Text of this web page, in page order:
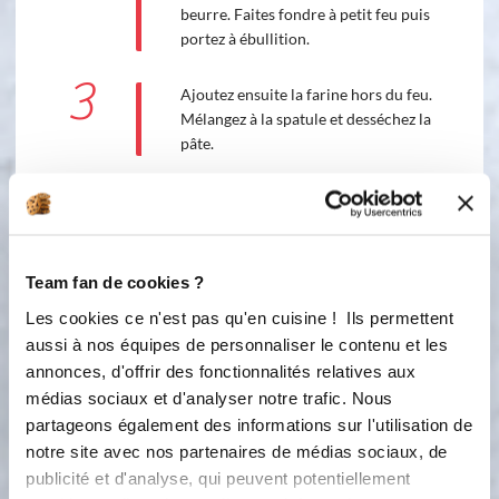
Team fan de cookies ?
Les cookies ce n'est pas qu'en cuisine ! Ils permettent
aussi à nos équipes de personnaliser le contenu et les
annonces, d'offrir des fonctionnalités relatives aux
médias sociaux et d'analyser notre trafic. Nous
partageons également des informations sur l'utilisation de
notre site avec nos partenaires de médias sociaux, de
publicité et d'analyse, qui peuvent potentiellement
beurre. Faites fondre à petit feu puis
portez à ébullition.
3
Ajoutez ensuite la farine hors du feu.
Mélangez à la spatule et desséchez la
pâte.
Transvidez dans un cul-de-poule puis
ajoutez les œufs un par un. La pâte
ajoutez un peu de lait tiède.
5
Garnissez une poche à douille munie
d’une douille unie n°9. Dressez dans
les empreintes de votre moule 30
Mini-tartelettes et parsemez aussitôt
de sucre perlé.
Faites cuire 25 minutes à 180°C (th.